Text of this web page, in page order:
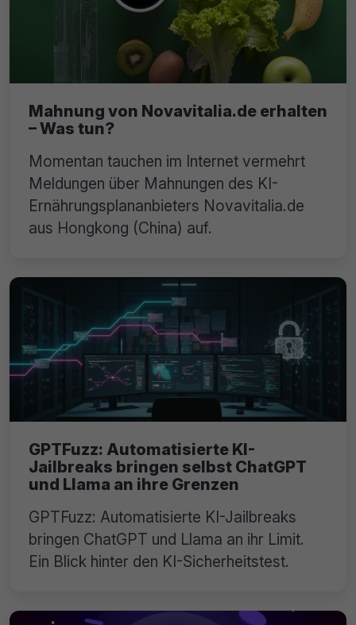
Mahnung von Novavitalia.de erhalten
– Was tun?
Momentan tauchen im Internet vermehrt
Meldungen über Mahnungen des KI-
Ernährungsplananbieters Novavitalia.de
aus Hongkong (China) auf.
GPTFuzz: Automatisierte KI-
Jailbreaks bringen selbst ChatGPT
und Llama an ihre Grenzen
GPTFuzz: Automatisierte KI-Jailbreaks
bringen ChatGPT und Llama an ihr Limit.
Ein Blick hinter den KI-Sicherheitstest.